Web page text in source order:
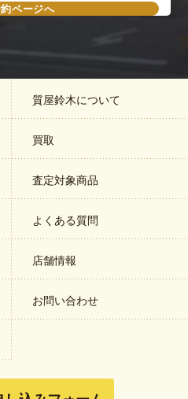
ページへ
質屋鈴木について
買取
査定対象商品
よくある質問
店舗情報
お問い合わせ